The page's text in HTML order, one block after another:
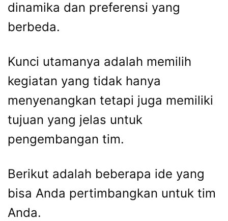
dinamika dan preferensi yang
berbeda.
Kunci utamanya adalah memilih
kegiatan yang tidak hanya
menyenangkan tetapi juga memiliki
tujuan yang jelas untuk
pengembangan tim.
Berikut adalah beberapa ide yang
bisa Anda pertimbangkan untuk tim
Anda.